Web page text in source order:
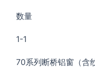
数量
1-1
70系列断桥铝窗（含